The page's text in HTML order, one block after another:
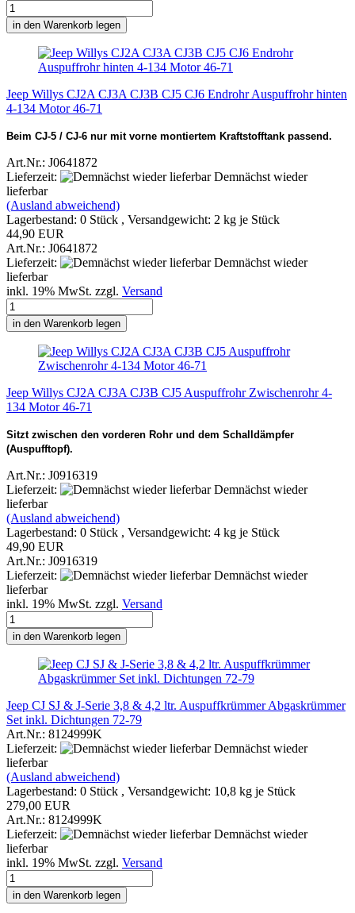
in den Warenkorb legen
Jeep Willys CJ2A CJ3A CJ3B CJ5 CJ6 Endrohr Auspuffrohr hinten
4-134 Motor 46-71
Beim CJ-5 / CJ-6 nur mit vorne montiertem Kraftstofftank passend.
Art.Nr.: J0641872
Lieferzeit:
Demnächst wieder
lieferbar
(Ausland abweichend)
Lagerbestand: 0 Stück , Versandgewicht: 2 kg je Stück
44,90 EUR
Art.Nr.: J0641872
Lieferzeit:
Demnächst wieder
lieferbar
inkl. 19% MwSt. zzgl. Versand
in den Warenkorb legen
Jeep Willys CJ2A CJ3A CJ3B CJ5 Auspuffrohr Zwischenrohr 4-
134 Motor 46-71
Sitzt zwischen den vorderen Rohr und dem Schalldämpfer
(Auspufftopf).
Art.Nr.: J0916319
Lieferzeit:
Demnächst wieder
lieferbar
(Ausland abweichend)
Lagerbestand: 0 Stück , Versandgewicht: 4 kg je Stück
49,90 EUR
Art.Nr.: J0916319
Lieferzeit:
Demnächst wieder
lieferbar
inkl. 19% MwSt. zzgl. Versand
in den Warenkorb legen
Jeep CJ SJ & J-Serie 3,8 & 4,2 ltr. Auspuffkrümmer Abgaskrümmer
Set inkl. Dichtungen 72-79
Art.Nr.: 8124999K
Lieferzeit:
Demnächst wieder
lieferbar
(Ausland abweichend)
Lagerbestand: 0 Stück , Versandgewicht: 10,8 kg je Stück
279,00 EUR
Art.Nr.: 8124999K
Lieferzeit:
Demnächst wieder
lieferbar
inkl. 19% MwSt. zzgl. Versand
in den Warenkorb legen